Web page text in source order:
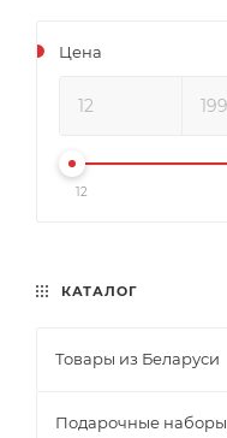
Цена
12
КАТАЛОГ
Товары из Беларуси
Подарочные наборы